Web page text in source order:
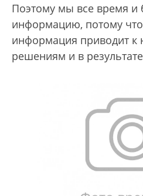
Поэтому мы все время и
информацию, потому
информация приводит к
решениям и в